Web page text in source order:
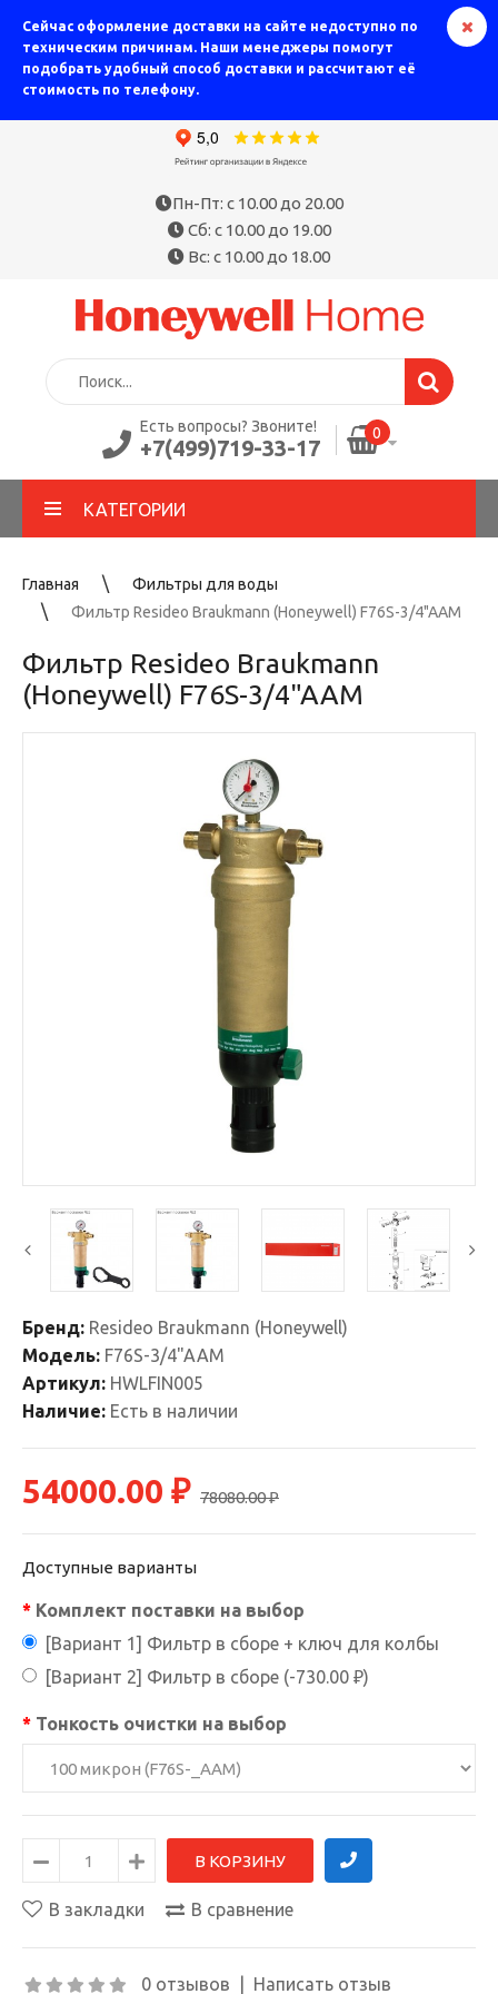
Сейчас оформление доставки на сайте недоступно по
техническим причинам. Наши менеджеры помогут
подобрать удобный способ доставки и рассчитают её
стоимость по телефону.
Пн-Пт: с 10.00 до 20.00
Сб: с 10.00 до 19.00
Вс: с 10.00 до 18.00
Есть вопросы? Звоните!
+7(499)719-33-17
0
КАТЕГОРИИ
Главная
Фильтры для воды
Фильтр Resideo Braukmann (Honeywell) F76S-3/4"AAM
Фильтр Resideo Braukmann
(Honeywell) F76S-3/4"AAM
Бренд: Resideo Braukmann (Honeywell)
Модель: F76S-3/4"AAM
Артикул: HWLFIN005
Наличие: Есть в наличии
54000.00 ₽ 78080.00 ₽
Доступные варианты
Комплект поставки на выбор
[Вариант 1] Фильтр в сборе + ключ для колбы
[Вариант 2] Фильтр в сборе (-730.00 ₽)
Тонкость очистки на выбор
В закладки В сравнение
0 отзывов Написать отзыв